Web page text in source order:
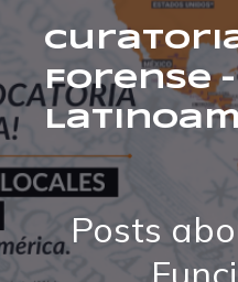
Forense –
Posts